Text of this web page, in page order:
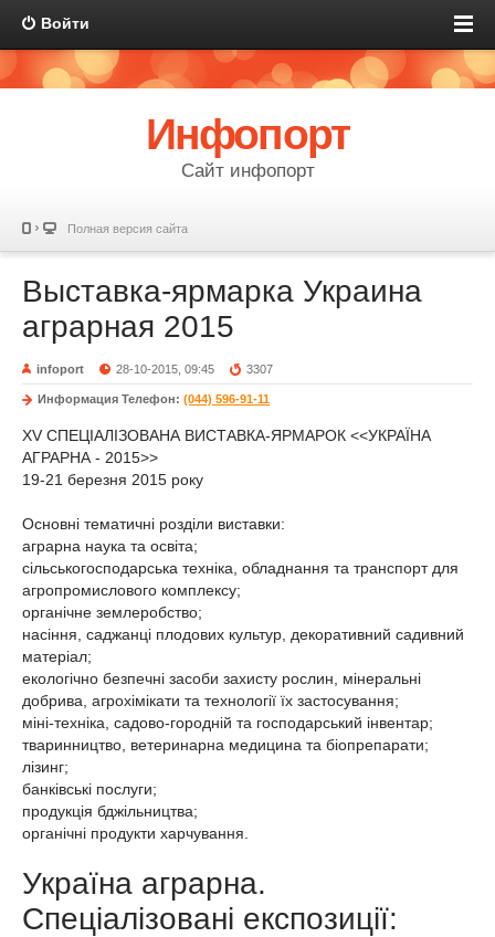
Войти
Инфопорт
Сайт инфопорт
Полная версия сайта
Выставка-ярмарка Украина
аграрная 2015
infoport 28-10-2015, 09:45 3307
Информация Телефон: (044) 596-91-11
XV СПЕЦІАЛІЗОВАНА ВИСТАВКА-ЯРМАРОК <<УКРАЇНА
АГРАРНА - 2015>>
19-21 березня 2015 року
Основні тематичні розділи виставки:
аграрна наука та освіта;
сільськогосподарська техніка, обладнання та транспорт для
агропромислового комплексу;
органічне землеробство;
насіння, саджанці плодових культур, декоративний садивний
матеріал;
екологічно безпечні засоби захисту рослин, мінеральні
добрива, агрохімікати та технології їх застосування;
міні-техніка, садово-городній та господарський інвентар;
тваринництво, ветеринарна медицина та біопрепарати;
лізинг;
банківські послуги;
продукція бджільництва;
органічні продукти харчування.
Україна аграрна.
Спеціалізовані експозиції: